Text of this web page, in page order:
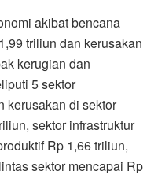
akibat bencana
triliun dan kerusakan
kerugian dan
5 sektor
kerusakan di sektor
sektor infrastruktur
Rp 1,66 triliun,
sektor mencapai Rp